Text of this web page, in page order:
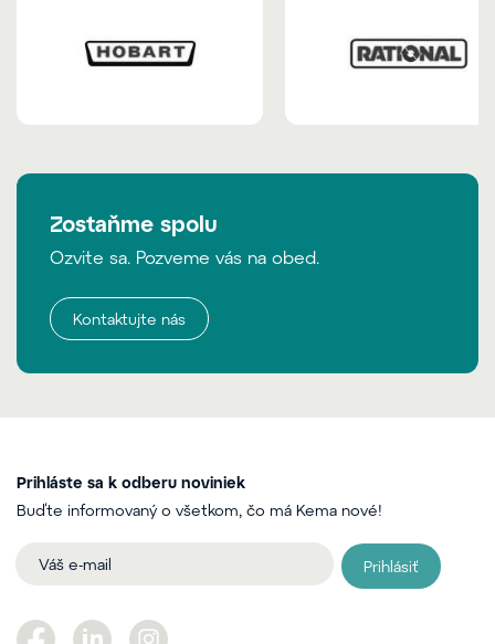
Zostaňme spolu
Ozvite sa. Pozveme vás na obed.
Kontaktujte nás
Prihláste sa k odberu noviniek
Buďte informovaný o všetkom, čo má Kema nové!
Prihlásiť